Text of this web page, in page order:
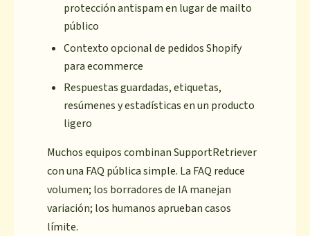
protección antispam en lugar de mailto
público
Contexto opcional de pedidos Shopify
para ecommerce
Respuestas guardadas, etiquetas,
resúmenes y estadísticas en un producto
ligero
Muchos equipos combinan SupportRetriever
con una FAQ pública simple. La FAQ reduce
volumen; los borradores de IA manejan
variación; los humanos aprueban casos
límite.